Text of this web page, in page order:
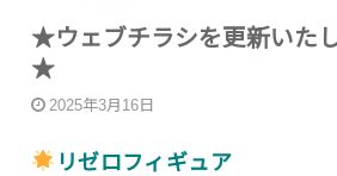
★ウェブチラシを更新いた
★
2025年3月16日
リゼロフィギュア